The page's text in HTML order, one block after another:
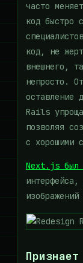
часто
код быстро
код, не
внешнего,
непросто.
оставление
Rails
позволяя
с хорошими
Next.js был
интерфейса,
Признает